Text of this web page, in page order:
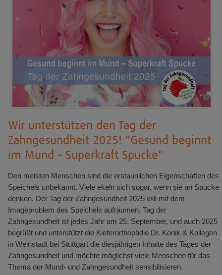
Wir unterstützen den Tag der
Zahngesundheit 2025! "Gesund beginnt
im Mund – Superkraft Spucke"
Den meisten Menschen sind die erstaunlichen Eigenschaften des
Speichels unbekannt. Viele ekeln sich sogar, wenn sie an Spucke
denken. Der Tag der Zahngesundheit 2025 will mit dem
Imageproblem des Speichels aufräumen. Tag der
Zahngesundheit ist jedes Jahr am 25. September, und auch 2025
begrüßt und unterstützt die Kieferorthopädie Dr. Konik & Kollegen
in Weinstadt bei Stuttgart die diesjährigen Inhalte des Tages der
Zahngesundheit und möchte möglichst viele Menschen für das
Thema der Mund- und Zahngesundheit sensibilisieren.